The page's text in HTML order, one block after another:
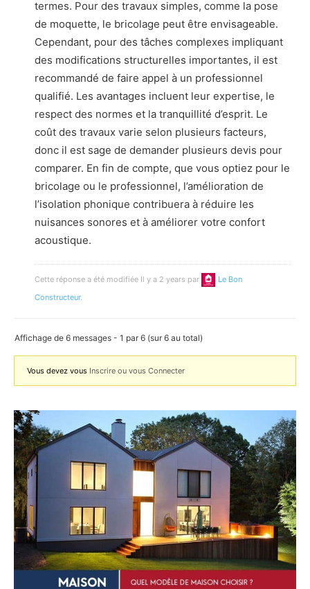
termes. Pour des travaux simples, comme la pose
de moquette, le bricolage peut être envisageable.
Cependant, pour des tâches complexes impliquant
des modifications structurelles importantes, il est
recommandé de faire appel à un professionnel
qualifié. Les avantages incluent leur expertise, le
respect des normes et la tranquillité d’esprit. Le
coût des travaux varie selon plusieurs facteurs,
donc il est sage de demander plusieurs devis pour
comparer. En fin de compte, que vous optiez pour le
bricolage ou le professionnel, l’amélioration de
l’isolation phonique contribuera à réduire les
nuisances sonores et à améliorer votre confort
acoustique.
Cette réponse a été modifiée Il y a 2 years par
Le Bon
Constructeur.
Affichage de 6 messages - 1 par 6 (sur 6 au total)
Vous devez vous Inscrire ou vous Connecter